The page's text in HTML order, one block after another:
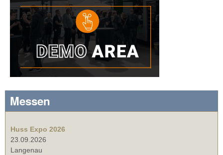
Messen
Huss Expo 2026
23.09.2026
Langenau